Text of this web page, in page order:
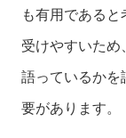
も有用である
受けやすいた
語っているか
要があります。